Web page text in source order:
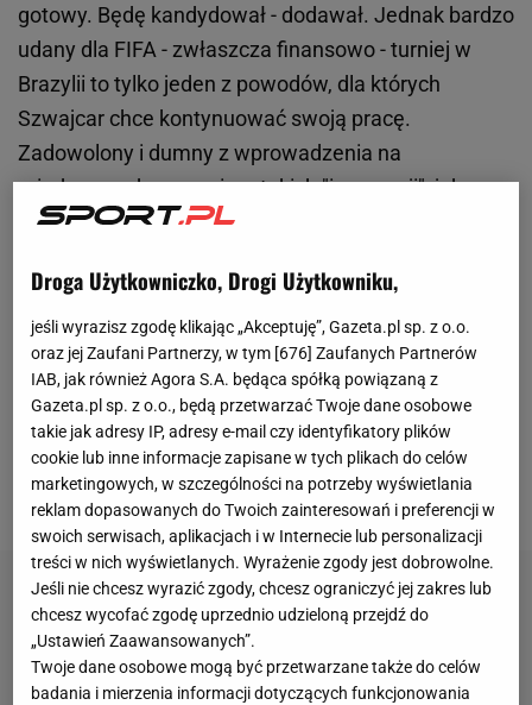
gotowy. Będę kandydował - dodawał. Jednak bardzo
udany dla FIFA - zwłaszcza finansowo - turniej w
Brazylii to tylko jeden z powodów, dla których
Szwajcar chce kontynuować swoją pracę.
Zadowolony i dumny z wprowadzenia na
międzynarodowy poziom takich "innowacji", jak np.
technologia "goal line" czy spray używany przez
rewolucjonizować futbol. - Misja nigdy nie jest
skończona - tłumaczył Szwajcar - Po ostatnim
kongresie w Sao Paulo otrzymałem dużo głosów
wsparcia i miałem wrażenie, że większość
przedstawicieli narodowych federacji mówiła:
"Proszę, kontynuuj swoją pracę, bądź prezydentem
także w przyszłości".
Droga Użytkowniczko, Drogi Użytkowniku,
jeśli wyrazisz zgodę klikając „Akceptuję”, Gazeta.pl sp. z o.o.
oraz jej Zaufani Partnerzy, w tym [676] Zaufanych Partnerów
IAB, jak również Agora S.A. będąca spółką powiązaną z
Gazeta.pl sp. z o.o., będą przetwarzać Twoje dane osobowe
takie jak adresy IP, adresy e-mail czy identyfikatory plików
cookie lub inne informacje zapisane w tych plikach do celów
marketingowych, w szczególności na potrzeby wyświetlania
reklam dopasowanych do Twoich zainteresowań i preferencji w
swoich serwisach, aplikacjach i w Internecie lub personalizacji
treści w nich wyświetlanych. Wyrażenie zgody jest dobrowolne.
Jeśli nie chcesz wyrazić zgody, chcesz ograniczyć jej zakres lub
chcesz wycofać zgodę uprzednio udzieloną przejdź do
„Ustawień Zaawansowanych”.
Twoje dane osobowe mogą być przetwarzane także do celów
badania i mierzenia informacji dotyczących funkcjonowania